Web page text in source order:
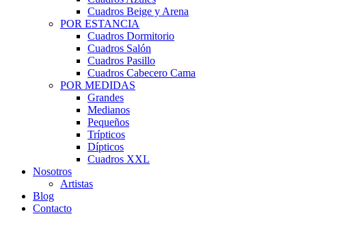
Cuadros Beige y Arena
POR ESTANCIA
Cuadros Dormitorio
Cuadros Salón
Cuadros Pasillo
Cuadros Cabecero Cama
POR MEDIDAS
Grandes
Medianos
Pequeños
Trípticos
Dípticos
Cuadros XXL
Nosotros
Artistas
Blog
Contacto